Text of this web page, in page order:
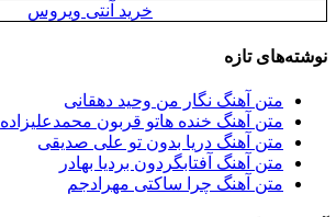
خرید آنتی ویروس
نوشته‌های تازه
متن آهنگ نگار من وحید دهقانی
متن آهنگ خنده هاتو قربون محمدعلیزاده
متن آهنگ دریا بدون تو علی صدیقی
متن آهنگ آفتابگردون بردیا بهادر
متن آهنگ چرا ساکتی مهرادجم